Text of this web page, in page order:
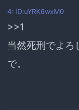
4: ID:uYRK6wxM0
>>1
当然死刑でよろ
で。